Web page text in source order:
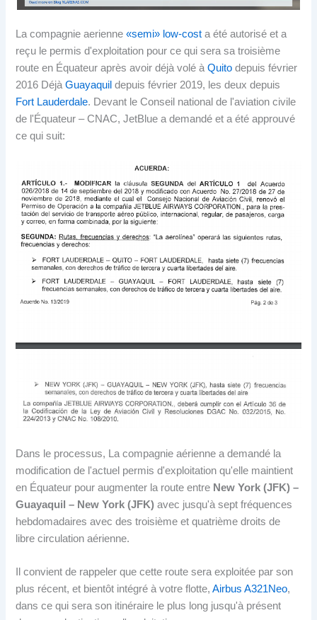
La compagnie aerienne«semi» low-cost a été autorisé et a
reçu le permis d'exploitation pour ce qui sera sa troisième
route en Équateur après avoir déjà volé àQuito depuis février
2016 DéjàGuayaquil depuis février 2019, les deux depuis
Fort Lauderdale. Devant le Conseil national de l'aviation civile
de l'Équateur – CNAC, JetBlue a demandé et a été approuvé
ce qui suit:
Dans le processus, La compagnie aérienne a demandé la
modification de l'actuel permis d'exploitation qu'elle maintient
en Équateur pour augmenter la route entre New York (JFK) –
Guayaquil – New York (JFK) avec jusqu'à sept fréquences
hebdomadaires avec des troisième et quatrième droits de
libre circulation aérienne.
Il convient de rappeler que cette route sera exploitée par son
plus récent, et bientôt intégré à votre flotte,Airbus A321Neo,
dans ce qui sera son itinéraire le plus long jusqu'à présent